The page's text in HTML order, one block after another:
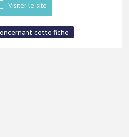
Visiter le site